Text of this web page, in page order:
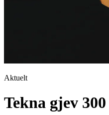
Aktuelt
Tekna gjev